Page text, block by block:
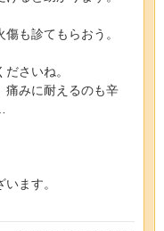
も診てもらおう。
さいね。
痛みに耐えるのも辛
ます。